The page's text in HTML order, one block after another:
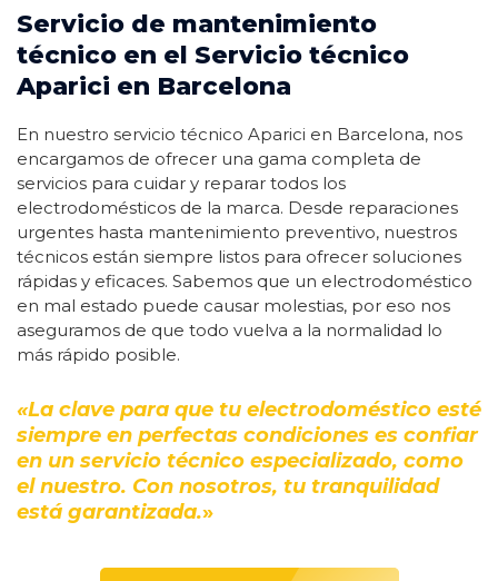
Servicio de mantenimiento
técnico en el Servicio técnico
Aparici en Barcelona
En nuestro servicio técnico Aparici en Barcelona, nos
encargamos de ofrecer una gama completa de
servicios para cuidar y reparar todos los
electrodomésticos de la marca. Desde reparaciones
urgentes hasta mantenimiento preventivo, nuestros
técnicos están siempre listos para ofrecer soluciones
rápidas y eficaces. Sabemos que un electrodoméstico
en mal estado puede causar molestias, por eso nos
aseguramos de que todo vuelva a la normalidad lo
más rápido posible.
«La clave para que tu electrodoméstico esté
siempre en perfectas condiciones es confiar
en un servicio técnico especializado, como
el nuestro. Con nosotros, tu tranquilidad
está garantizada.»